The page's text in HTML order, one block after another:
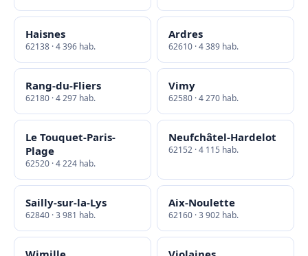
Haisnes
62138 · 4 396 hab.
Ardres
62610 · 4 389 hab.
Rang-du-Fliers
62180 · 4 297 hab.
Vimy
62580 · 4 270 hab.
Le Touquet-Paris-
Plage
62520 · 4 224 hab.
Neufchâtel-Hardelot
62152 · 4 115 hab.
Sailly-sur-la-Lys
62840 · 3 981 hab.
Aix-Noulette
62160 · 3 902 hab.